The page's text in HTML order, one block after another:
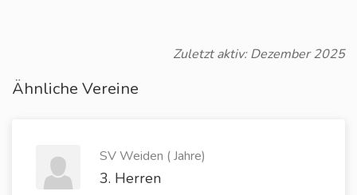
Zuletzt aktiv: Dezember 2025
Ähnliche Vereine
SV Weiden ( Jahre)
3. Herren